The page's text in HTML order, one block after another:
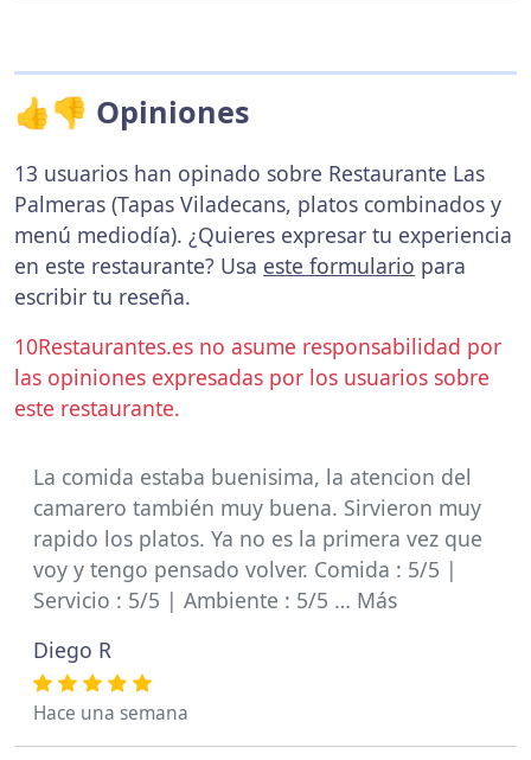
👍👎 Opiniones
13 usuarios han opinado sobre Restaurante Las
Palmeras (Tapas Viladecans, platos combinados y
menú mediodía). ¿Quieres expresar tu experiencia
en este restaurante? Usa este formulario para
escribir tu reseña.
10Restaurantes.es no asume responsabilidad por
las opiniones expresadas por los usuarios sobre
este restaurante.
La comida estaba buenisima, la atencion del
camarero también muy buena. Sirvieron muy
rapido los platos. Ya no es la primera vez que
voy y tengo pensado volver. Comida : 5/5 |
Servicio : 5/5 | Ambiente : 5/5 … Más
Diego R
Hace una semana